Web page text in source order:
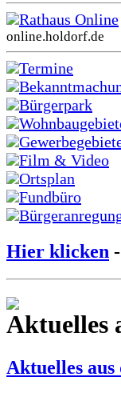
Rathaus Online
online.holdorf.de
Termine
Bürgerpark
Film & Video
Ortsplan
Fundbüro
Hier klicken
Aktuelles
Aktuelles